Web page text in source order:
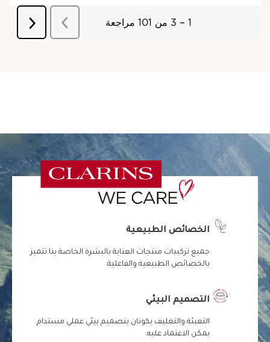
الخصائص الطبيعية
جميع تركيبات منتجات العناية بالبشرة الخاصة بنا تتميز
بالخصائص الطبيعية والفاعلية.
التصميم البيئي
التعبئة والتغليف يكونان بتصميم بيئي عملي مستدام
يمكن الاعتماد عليه.